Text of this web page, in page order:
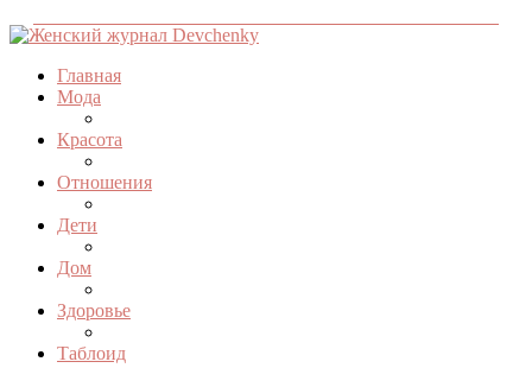
Главная
Мода
Красота
Отношения
Дети
Дом
Здоровье
Таблоид